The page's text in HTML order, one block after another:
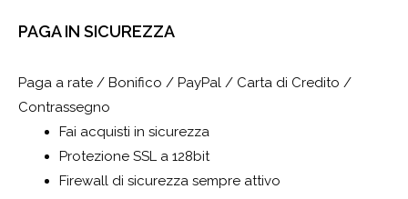
PAGA IN SICUREZZA
Paga a rate / Bonifico / PayPal / Carta di Credito /
Contrassegno
Fai acquisti in sicurezza
Protezione SSL a 128bit
Firewall di sicurezza sempre attivo